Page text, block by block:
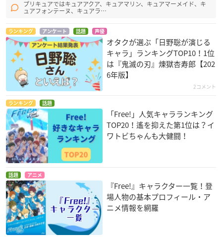
プリキュアではキュアアクア、キュアマリン、キュアマーメイド、キ
ュアフォンテーヌ、キュアラ…
ランキング アンケート 話題 声優
オタクが選ぶ「日野聡が演じる
キャラ」ランキングTOP10！1位
は『鬼滅の刃』煉󠄁獄杏寿郎【202
6年版】
2コメント
ランキング 話題
「Free!」人気キャラランキング
TOP20！遙を抑えた第1位は？イ
ワトビちゃんも大健闘！
話題 アニメ
『Free!』キャラクター一覧！登
場人物の基本プロフィール・ア
ニメ情報を網羅